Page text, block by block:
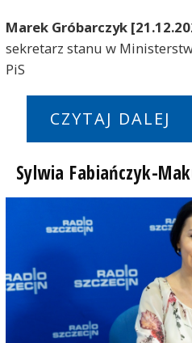
Marek Gróbarczyk
sekretarz stanu w
PiS
CZYTAJ DALEJ
Sylwia Fabiańczyk-